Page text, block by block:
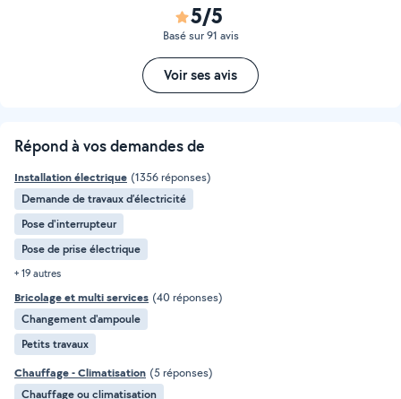
5/5
Basé sur 91 avis
Voir ses avis
Répond à vos demandes de
Installation électrique (1356 réponses)
Demande de travaux d’électricité
Pose d'interrupteur
Pose de prise électrique
+ 19 autres
Bricolage et multi services (40 réponses)
Changement d'ampoule
Petits travaux
Chauffage - Climatisation (5 réponses)
Chauffage ou climatisation